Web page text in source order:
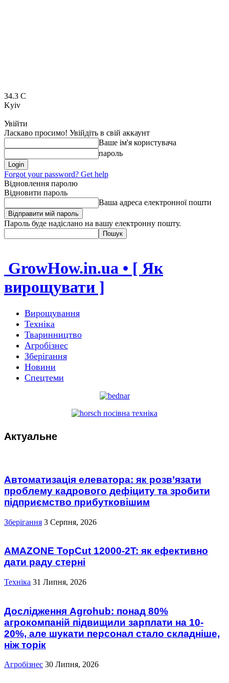
34.3 C
Kyiv
Увійти
Ласкаво просимо! Увійдіть в свій аккаунт
Ваше ім'я користувача
пароль
Forgot your password? Get help
Відновлення паролю
Відновити пароль
Ваша адреса електронної пошти
Пароль буде надіслано на вашу електронну пошту.
GrowHow.in.ua • [ Як
вирощувати ]
Вирощування
Техніка
Тваринництво
Агробізнес
Зберігання
Новини
Спецтеми
Актуальне
Автоматизація елеватора: як розв’язати
проблему кадрового дефіциту та зробити
підприємство прибутковішим
Зберігання 3 Серпня, 2026
AMAZONE TopCut 12000-2T: як ефективно
дати раду стерні
Техніка 31 Липня, 2026
Дослідження Agrohub: понад 80%
агрокомпаній підвищили зарплати на 10-
20%, але шукати персонал стало складніше,
ніж торік
Агробізнес 30 Липня, 2026